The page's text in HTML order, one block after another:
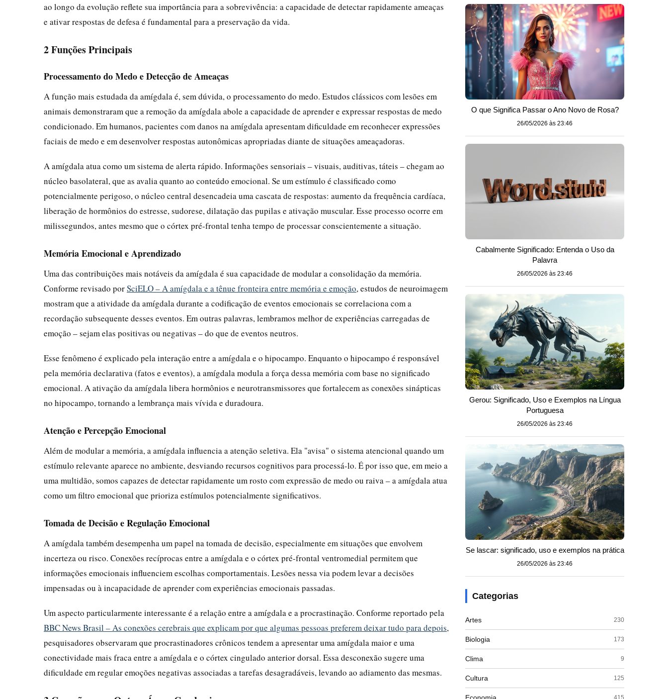
ao longo da evolução reflete sua importância para a sobrevivência: a capacidade de detectar rapidamente ameaças
e ativar respostas de defesa é fundamental para a preservação da vida.
2 Funções Principais
Processamento do Medo e Detecção de Ameaças
A função mais estudada da amígdala é, sem dúvida, o processamento do medo. Estudos clássicos com lesões em
animais demonstraram que a remoção da amígdala abole a capacidade de aprender e expressar respostas de medo
condicionado. Em humanos, pacientes com danos na amígdala apresentam dificuldade em reconhecer expressões
faciais de medo e em desenvolver respostas autonômicas apropriadas diante de situações ameaçadoras.
A amígdala atua como um sistema de alerta rápido. Informações sensoriais – visuais, auditivas, táteis – chegam ao
núcleo basolateral, que as avalia quanto ao conteúdo emocional. Se um estímulo é classificado como
potencialmente perigoso, o núcleo central desencadeia uma cascata de respostas: aumento da frequência cardíaca,
liberação de hormônios do estresse, sudorese, dilatação das pupilas e ativação muscular. Esse processo ocorre em
milissegundos, antes mesmo que o córtex pré-frontal tenha tempo de processar conscientemente a situação.
Memória Emocional e Aprendizado
Uma das contribuições mais notáveis da amígdala é sua capacidade de modular a consolidação da memória.
Conforme revisado porSciELO – A amígdala e a tênue fronteira entre memória e emoção, estudos de neuroimagem
mostram que a atividade da amígdala durante a codificação de eventos emocionais se correlaciona com a
recordação subsequente desses eventos. Em outras palavras, lembramos melhor de experiências carregadas de
emoção – sejam elas positivas ou negativas – do que de eventos neutros.
Esse fenômeno é explicado pela interação entre a amígdala e o hipocampo. Enquanto o hipocampo é responsável
pela memória declarativa (fatos e eventos), a amígdala modula a força dessa memória com base no significado
emocional. A ativação da amígdala libera hormônios e neurotransmissores que fortalecem as conexões sinápticas
no hipocampo, tornando a lembrança mais vívida e duradoura.
Atenção e Percepção Emocional
Além de modular a memória, a amígdala influencia a atenção seletiva. Ela "avisa" o sistema atencional quando um
estímulo relevante aparece no ambiente, desviando recursos cognitivos para processá-lo. É por isso que, em meio a
uma multidão, somos capazes de detectar rapidamente um rosto com expressão de medo ou raiva – a amígdala atua
como um filtro emocional que prioriza estímulos potencialmente significativos.
Tomada de Decisão e Regulação Emocional
A amígdala também desempenha um papel na tomada de decisão, especialmente em situações que envolvem
incerteza ou risco. Conexões recíprocas entre a amígdala e o córtex pré-frontal ventromedial permitem que
informações emocionais influenciem escolhas comportamentais. Lesões nessa via podem levar a decisões
impensadas ou à incapacidade de aprender com experiências emocionais passadas.
Um aspecto particularmente interessante é a relação entre a amígdala e a procrastinação. Conforme reportado pela
BBC News Brasil – As conexões cerebrais que explicam por que algumas pessoas preferem deixar tudo para depois,
pesquisadores observaram que procrastinadores crônicos tendem a apresentar uma amígdala maior e uma
conectividade mais fraca entre a amígdala e o córtex cingulado anterior dorsal. Essa desconexão sugere uma
dificuldade em regular emoções negativas associadas a tarefas desagradáveis, levando ao adiamento das mesmas.
O que Significa Passar o Ano Novo de Rosa?
26/05/2026 às 23:46
Cabalmente Significado: Entenda o Uso da
Palavra
26/05/2026 às 23:46
Gerou: Significado, Uso e Exemplos na Língua
Portuguesa
26/05/2026 às 23:46
Se lascar: significado, uso e exemplos na prática
26/05/2026 às 23:46
Categorias
Artes 230
Biologia 173
Clima 9
Cultura 125
415